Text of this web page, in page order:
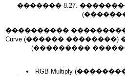
������� 8.27.
����������
Curve (������ ��������) �
(���������
RGB Multiply